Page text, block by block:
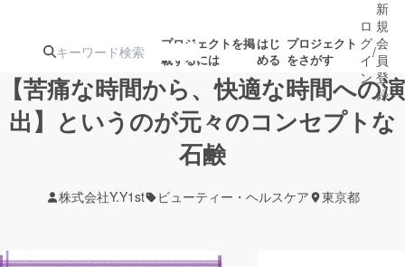
プロジェクトを掲
載するには
はじ
める
プロジェクト
をさがす
注目の新着プロ募集終了が近いプ
ロ
グ
イ
ン
/
新
規
会
員
登
録
【苦痛な時間から、快適な時間への演
出】というのが元々のコンセプトな
石鹸
株式会社Y.Y1st ビューティー・ヘルスケア 東京都